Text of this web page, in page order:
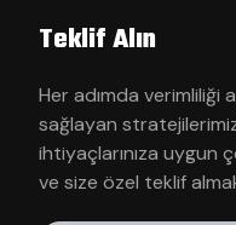
Teklif Alın
Her adımda verimliliği
sağlayan
ihtiyaçlarınıza uygun
ve size özel teklif